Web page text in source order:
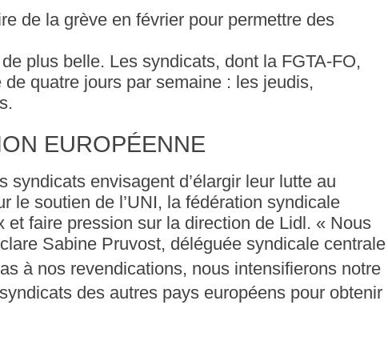
de la grève en février pour permettre des
plus belle. Les syndicats, dont la FGTA-FO,
quatre jours par semaine : les jeudis,
EUROPÉENNE
syndicats envisagent d’élargir leur lutte au
le soutien de l’UNI, la fédération syndicale
et faire pression sur la direction de Lidl. « Nous
Sabine Pruvost, déléguée syndicale centrale
à nos revendications, nous intensifierons notre
des autres pays européens pour obtenir